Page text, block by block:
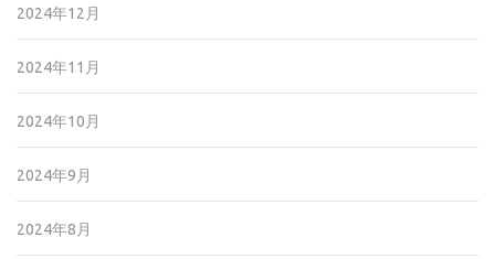
2024年12月
2024年11月
2024年10月
2024年9月
2024年8月